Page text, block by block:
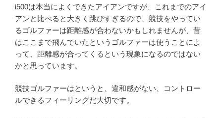
i500は本当によくできたアイアンですが、これまでのアイ
アンと比べると大きく跳びすぎるので、競技をやってい
るゴルファーは距離感が合わないかもしれませんが、昔
はここまで飛んでいたというゴルファーは使うことによ
って、距離感が合ってくるという現象になるのではない
かと思っています。
競技ゴルファーはというと、違和感がない、コントロー
ルできるフィーリングだ大切です。